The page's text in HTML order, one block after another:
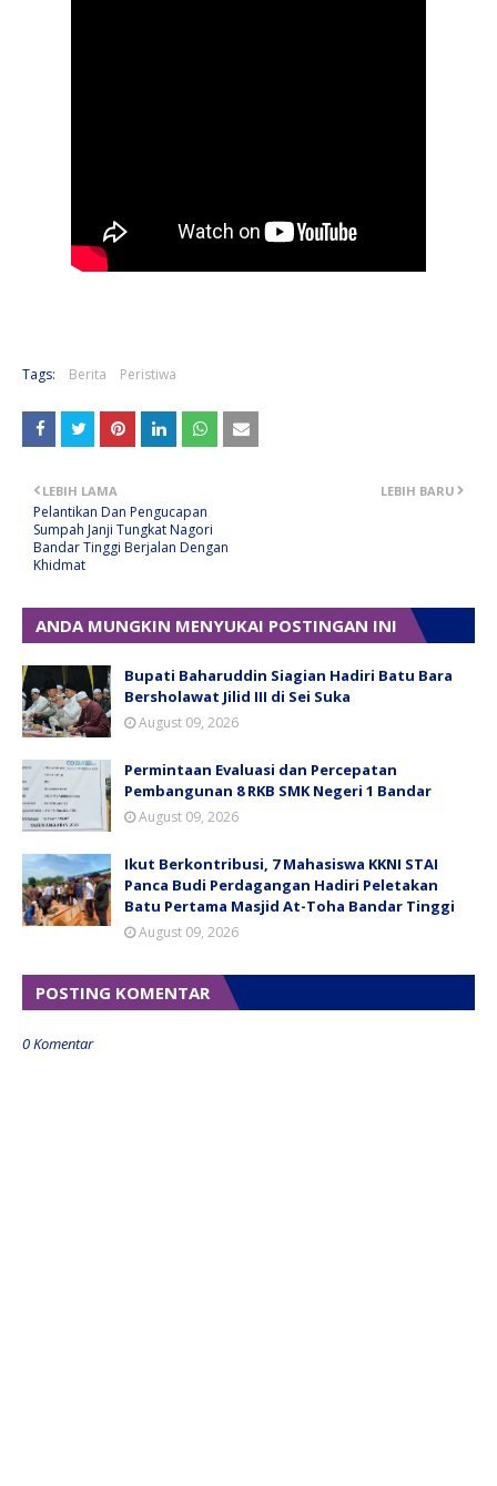
Tags: Berita Peristiwa
LEBIH BARU
LEBIH LAMA
Pelantikan Dan Pengucapan
Sumpah Janji Tungkat Nagori
Bandar Tinggi Berjalan Dengan
Khidmat
ANDA MUNGKIN MENYUKAI POSTINGAN INI
Bupati Baharuddin Siagian Hadiri Batu Bara
Bersholawat Jilid III di Sei Suka
August 09, 2026
Permintaan Evaluasi dan Percepatan
Pembangunan 8 RKB SMK Negeri 1 Bandar
August 09, 2026
Ikut Berkontribusi, 7 Mahasiswa KKNI STAI
Panca Budi Perdagangan Hadiri Peletakan
Batu Pertama Masjid At-Toha Bandar Tinggi
August 09, 2026
POSTING KOMENTAR
0 Komentar